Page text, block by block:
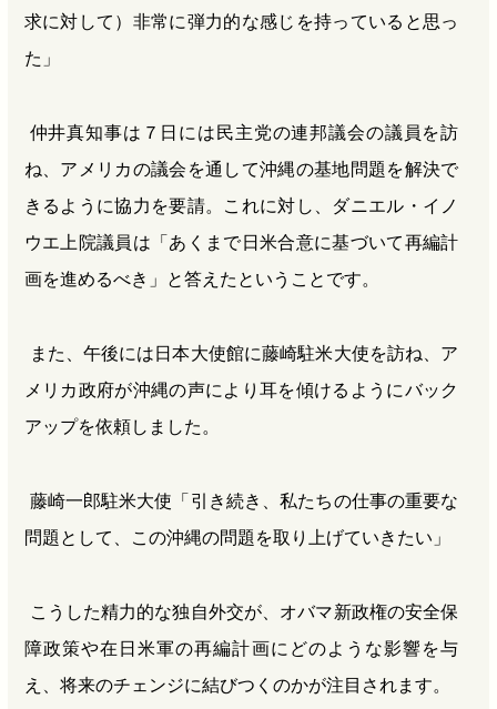
求に対して）非常に弾力的な感じを持っていると思っ
た」
仲井真知事は７日には民主党の連邦議会の議員を訪
ね、アメリカの議会を通して沖縄の基地問題を解決で
きるように協力を要請。これに対し、ダニエル・イノ
ウエ上院議員は「あくまで日米合意に基づいて再編計
画を進めるべき」と答えたということです。
また、午後には日本大使館に藤崎駐米大使を訪ね、ア
メリカ政府が沖縄の声により耳を傾けるようにバック
アップを依頼しました。
藤崎一郎駐米大使「引き続き、私たちの仕事の重要な
問題として、この沖縄の問題を取り上げていきたい」
こうした精力的な独自外交が、オバマ新政権の安全保
障政策や在日米軍の再編計画にどのような影響を与
え、将来のチェンジに結びつくのかが注目されます。